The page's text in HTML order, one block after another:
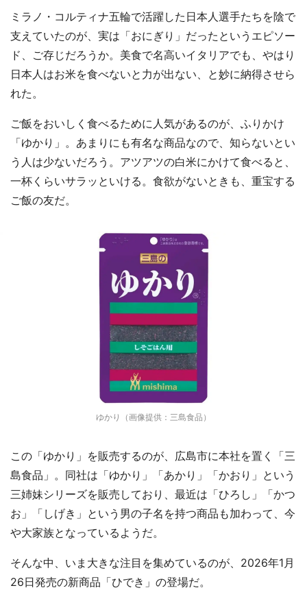
ミラノ・コルティナ五輪で活躍した日本人選手たちを陰で
支えていたのが、実は「おにぎり」だったというエピソー
ド、ご存じだろうか。美食で名高いイタリアでも、やはり
日本人はお米を食べないと力が出ない、と妙に納得させら
れた。
ご飯をおいしく食べるために人気があるのが、ふりかけ
「ゆかり」。あまりにも有名な商品なので、知らないとい
う人は少ないだろう。アツアツの白米にかけて食べると、
一杯くらいサラッといける。食欲がないときも、重宝する
ご飯の友だ。
ゆかり（画像提供：三島食品）
この「ゆかり」を販売するのが、広島市に本社を置く「三
島食品」。同社は「ゆかり」「あかり」「かおり」という
三姉妹シリーズを販売しており、最近は「ひろし」「かつ
お」「しげき」という男の子名を持つ商品も加わって、今
や大家族となっているようだ。
そんな中、いま大きな注目を集めているのが、2026年1月
26日発売の新商品「ひでき」の登場だ。